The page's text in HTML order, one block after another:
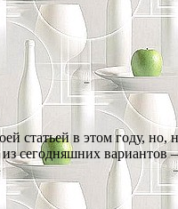
статьей в этом году, но,
из сегодняшних